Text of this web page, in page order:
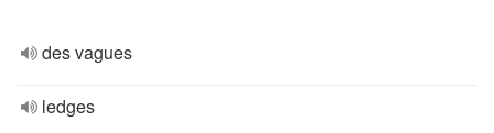
des vagues
ledges